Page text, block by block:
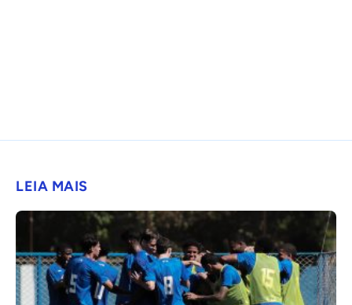
LEIA MAIS